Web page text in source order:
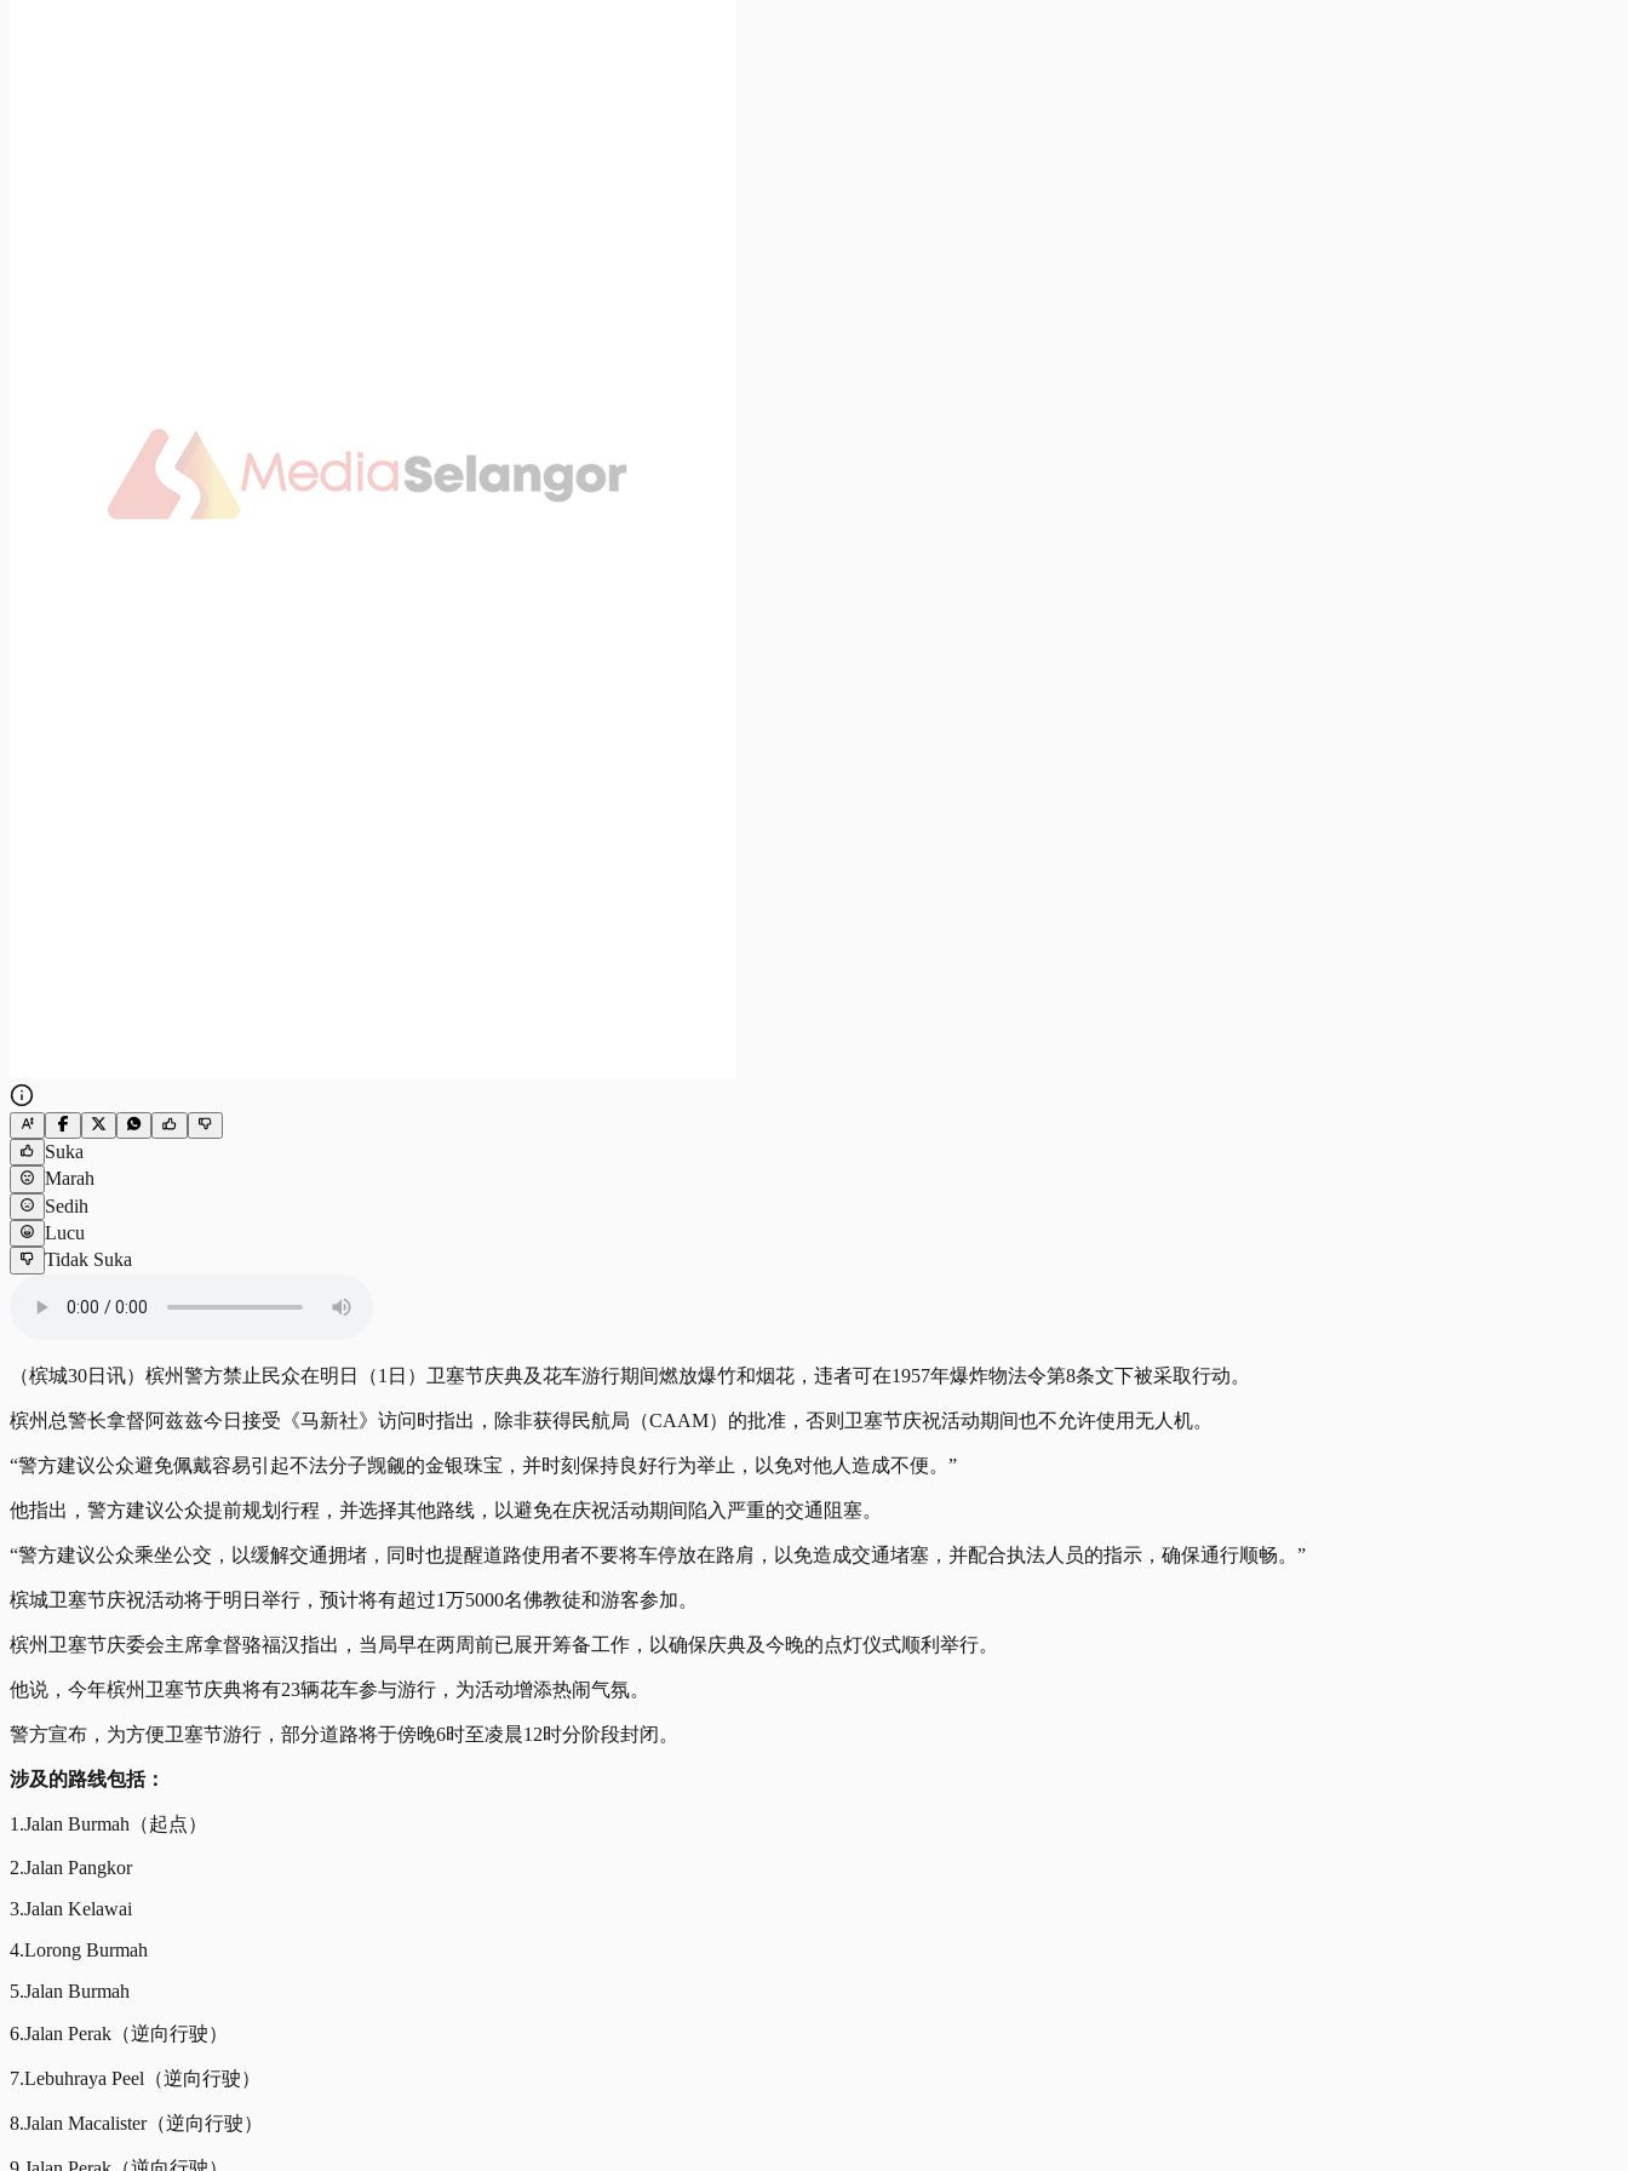
Suka
Marah
Sedih
Lucu
Tidak Suka
（槟城30日讯）槟州警方禁止民众在明日（1日）卫塞节庆典及花车游行期间燃放爆竹和烟花，违者可在1957年爆炸物法令第8条文下被采取行动。
槟州总警长拿督阿兹兹今日接受《马新社》访问时指出，除非获得民航局（CAAM）的批准，否则卫塞节庆祝活动期间也不允许使用无人机。
“警方建议公众避免佩戴容易引起不法分子觊觎的金银珠宝，并时刻保持良好行为举止，以免对他人造成不便。”
他指出，警方建议公众提前规划行程，并选择其他路线，以避免在庆祝活动期间陷入严重的交通阻塞。
“警方建议公众乘坐公交，以缓解交通拥堵，同时也提醒道路使用者不要将车停放在路肩，以免造成交通堵塞，并配合执法人员的指示，确保通行顺畅。”
槟城卫塞节庆祝活动将于明日举行，预计将有超过1万5000名佛教徒和游客参加。
槟州卫塞节庆委会主席拿督骆福汉指出，当局早在两周前已展开筹备工作，以确保庆典及今晚的点灯仪式顺利举行。
他说，今年槟州卫塞节庆典将有23辆花车参与游行，为活动增添热闹气氛。
警方宣布，为方便卫塞节游行，部分道路将于傍晚6时至凌晨12时分阶段封闭。
涉及的路线包括：
1.Jalan Burmah（起点）
2.Jalan Pangkor
3.Jalan Kelawai
4.Lorong Burmah
5.Jalan Burmah
6.Jalan Perak（逆向行驶）
7.Lebuhraya Peel（逆向行驶）
8.Jalan Macalister（逆向行驶）